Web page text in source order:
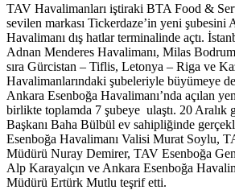
TAV Havalimanları iştiraki BTA Food &
sevilen markası Tickerdaze’in yeni şubesini
Havalimanı dış hatlar terminalinde açtı.
Adnan Menderes Havalimanı, Milas Bodrum
sıra Gürcistan – Tiflis, Letonya – Riga ve
Havalimanlarındaki şubeleriyle büyümeye
Ankara Esenboğa Havalimanı’nda açılan
birlikte toplamda 7 şubeye ulaştı. 20 Aralık
Başkanı Baha Bülbül ev sahipliğinde
Esenboğa Havalimanı Valisi Murat Soylu,
Müdürü Nuray Demirer, TAV Esenboğa
Alp Karayalçın ve Ankara Esenboğa
Müdürü Ertürk Mutlu teşrif etti.